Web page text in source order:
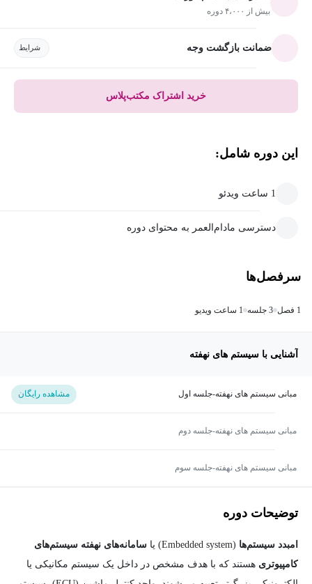
بیش از ۴،۰۰۰ دوره
ضمانت بازگشت وجه شرایط
خرید اشتراک مکتب‌پلاس
این دوره شامل:
1 ساعت ویدئو
دسترسی مادام‌العمر به محتوای دوره
سرفصل‌ها
1 فصل 3 جلسه 1 ساعت ویدیو
آشنایی با سیستم های نهفته
مبانی سیستم های نهفته-جلسه اول مشاهده رایگان
مبانی سیستم های نهفته-جلسه دوم
مبانی سیستم های نهفته-جلسه سوم
توضیحات دوره
امبدد سیستم‌ها (Embedded system) یا
سامانه‌های نهفته سیستم‌های
کامپیوتری هستند که با هدف مشخص در داخل یک سیستم مکانیکی یا